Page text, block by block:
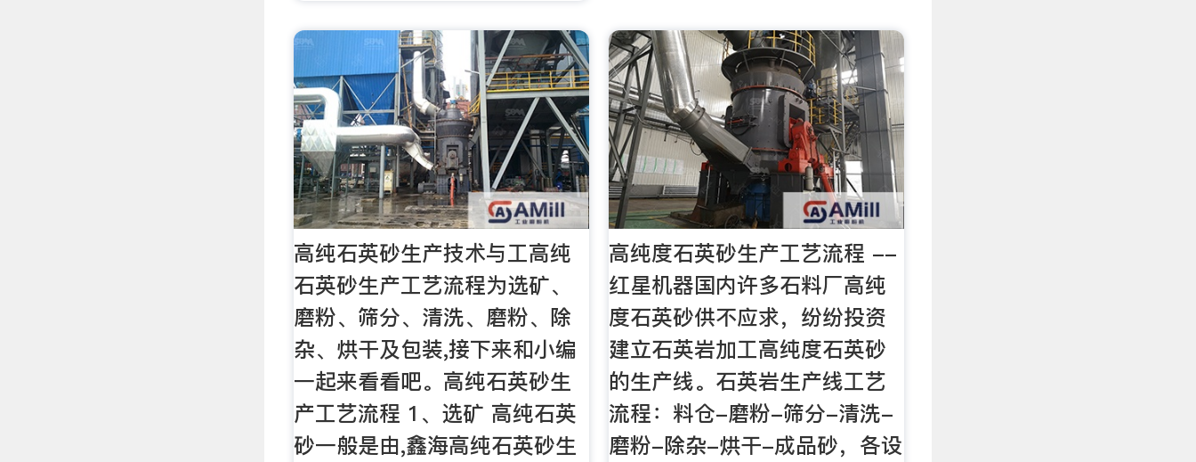
高纯石英砂生产技术与工高纯
石英砂生产工艺流程为选矿、
磨粉、筛分、清洗、磨粉、除
杂、烘干及包装,接下来和小编
一起来看看吧。高纯石英砂生
产工艺流程 1、选矿 高纯石英
砂一般是由,鑫海高纯石英砂生
高纯度石英砂生产工艺流程 --
红星机器国内许多石料厂高纯
度石英砂供不应求，纷纷投资
建立石英岩加工高纯度石英砂
的生产线。石英岩生产线工艺
流程：料仓-磨粉-筛分-清洗-
磨粉-除杂-烘干-成品砂，各设